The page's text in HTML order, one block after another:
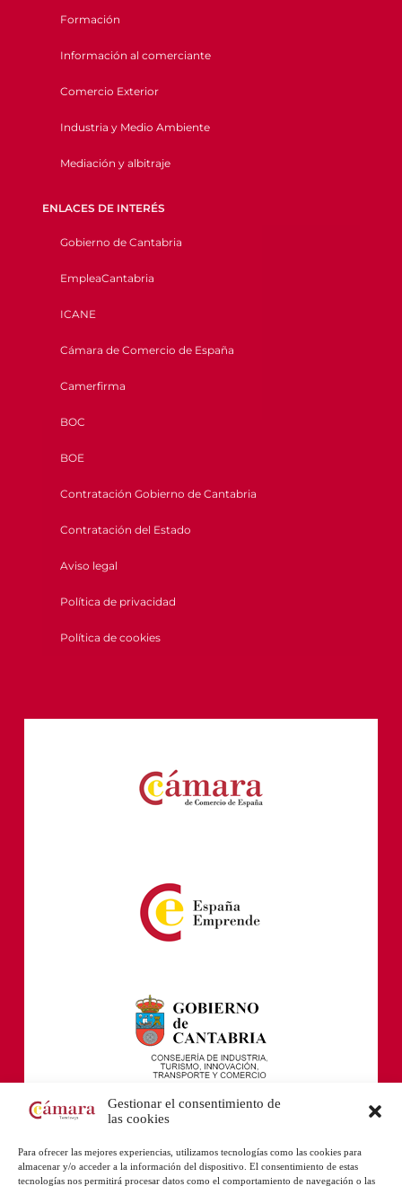
Gestionar el consentimiento de
las cookies
Para ofrecer las mejores experiencias, utilizamos tecnologías como las cookies para
almacenar y/o acceder a la información del dispositivo. El consentimiento de estas
tecnologías nos permitirá procesar datos como el comportamiento de navegación o las
Formación
Información al comerciante
Comercio Exterior
Industria y Medio Ambiente
Mediación y albitraje
ENLACES DE INTERÉS
Gobierno de Cantabria
EmpleaCantabria
ICANE
Cámara de Comercio de España
Camerfirma
BOC
BOE
Contratación Gobierno de Cantabria
Contratación del Estado
Aviso legal
Política de privacidad
Política de cookies